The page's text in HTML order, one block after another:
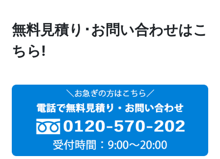
無料見積り･お問い合わせはこ
ちら!